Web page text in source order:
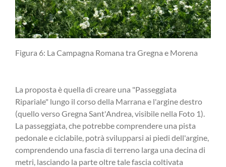
Figura 6: La Campagna Romana tra Gregna e Morena
La proposta è quella di creare una "Passeggiata
Ripariale" lungo il corso della Marrana e l'argine destro
(quello verso Gregna Sant'Andrea, visibile nella Foto 1).
La passeggiata, che potrebbe comprendere una pista
pedonale e ciclabile, potrà svilupparsi ai piedi dell'argine,
comprendendo una fascia di terreno larga una decina di
metri, lasciando la parte oltre tale fascia coltivata